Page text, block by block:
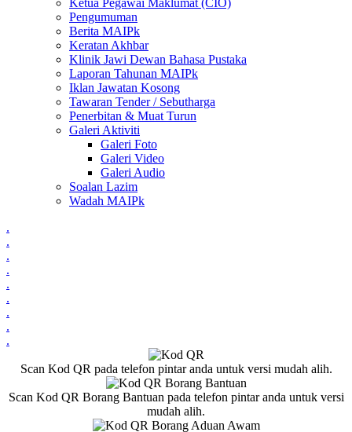
Ketua Pegawai Maklumat (CIO)
Pengumuman
Berita MAIPk
Keratan Akhbar
Klinik Jawi Dewan Bahasa Pustaka
Laporan Tahunan MAIPk
Iklan Jawatan Kosong
Tawaran Tender / Sebutharga
Penerbitan & Muat Turun
Galeri Aktiviti
Galeri Foto
Galeri Video
Galeri Audio
Soalan Lazim
Wadah MAIPk
.
.
.
.
.
.
.
.
.
Scan Kod QR pada telefon pintar anda untuk versi mudah alih.
Scan Kod QR Borang Bantuan pada telefon pintar anda untuk versi
mudah alih.